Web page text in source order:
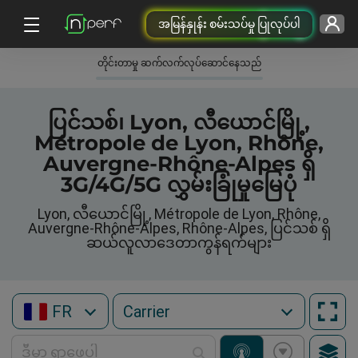
အမြန်နှုန်း စမ်းသပ်မှု ပြုလုပ်ပါ
တိုင်းတာမှု ဆက်လက်လုပ်ဆောင်နေသည်
ပြင်သစ်၊ Lyon, လီယောင်မြို့,
Métropole de Lyon, Rhône,
Auvergne-Rhône-Alpes ရှိ
3G/4G/5G လွှမ်းခြုံမှုမြေပုံ
Lyon, လီယောင်မြို့, Métropole de Lyon, Rhône,
Auvergne-Rhône-Alpes, Rhône-Alpes, ပြင်သစ် ရှိ
ဆယ်လူလာဒေတာကွန်ရက်များ
FR